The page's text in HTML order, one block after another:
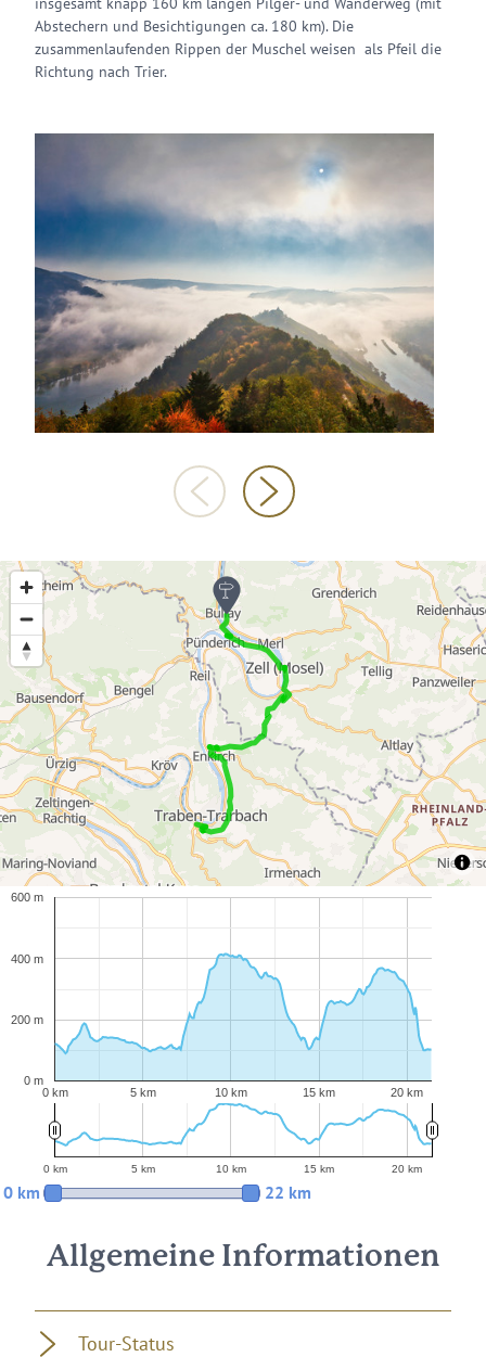
Abstechern und Besichtigungen ca. 180 km). Die
zusammenlaufenden Rippen der Muschel weisen als Pfeil die
Richtung nach Trier.
0 km 5 km 10 km 15 km 20 km
0 m
200 m
400 m
600 m
0 km 5 km 10 km 15 km 20 km
0 km 22 km
Allgemeine Informationen
Tour-Status